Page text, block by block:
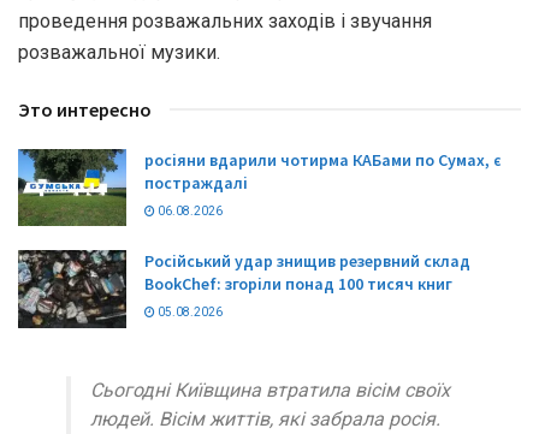
проведення розважальних заходів і звучання
розважальної музики.
Это интересно
росіяни вдарили чотирма КАБами по Сумах, є
постраждалі
06.08.2026
Російський удар знищив резервний склад
BookChef: згоріли понад 100 тисяч книг
05.08.2026
Сьогодні Київщина втратила вісім своїх
людей. Вісім життів, які забрала росія.